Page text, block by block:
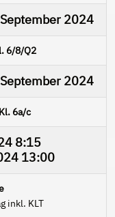
2024
6/8/Q2
2024
6a/c
8:15
13:00
inkl. KLT